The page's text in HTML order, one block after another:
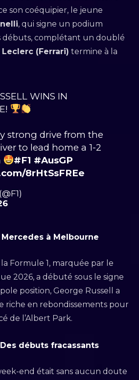
son coéquipier, le jeune
, qui signe un podium
débuts, complétant un doublé
Leclerc (Ferrari) termine à la
WINS IN
strong drive from the
to lead home a 1-2
#F1 #AusGP
8rHtSsFREe
à Melbourne
Formule 1, marquée par le
2026, a débuté sous le signe
position, George Russell a
riche en rebondissements pour
de l’Albert Park.
débuts fracassants
end était sans aucun doute